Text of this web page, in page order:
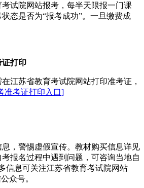
院网站报考，每半天限报一门课
态是否为“报考成功”。一旦缴费成
打印
苏省教育考试院网站打印准考证，
准考证打印入口]
警惕虚假宣传。教材购买信息详见
报名过程中遇到问题，可咨询当地自
信息可关注江苏省教育考试院网站
众号。